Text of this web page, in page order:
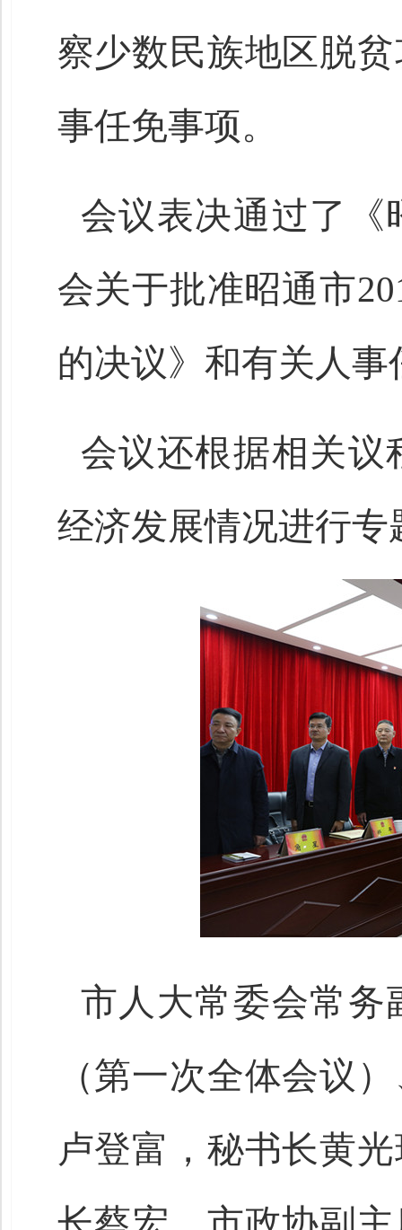
察少数民族地区脱
事任免事项。
会议表决通过了《
会关于批准昭通市
的决议》和有关人事
会议还根据相关议
经济发展情况进行专
市人大常委会常务
（第一次全体会议
卢登富，秘书长黄